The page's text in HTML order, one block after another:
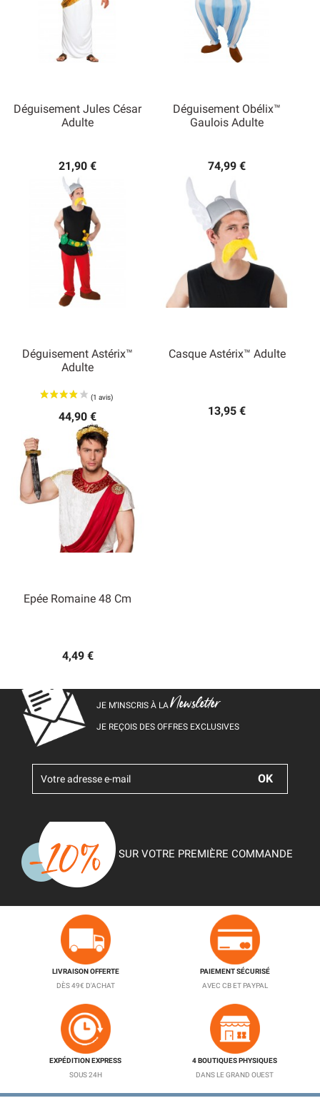
Déguisement Jules César
Adulte
21,90 €
Déguisement Obélix™
Gaulois Adulte
74,99 €
Déguisement Astérix™
Adulte
44,90 €
Casque Astérix™ Adulte
13,95 €
Epée Romaine 48 Cm
4,49 €
JE M’INSCRIS À LANewsletter
JE REÇOIS DES OFFRES EXCLUSIVES
SUR VOTRE PREMIÈRE COMMANDE
LIVRAISON OFFERTE
DÈS 49€ D'ACHAT
PAIEMENT SÉCURISÉ
AVEC CB ET PAYPAL
EXPÉDITION EXPRESS
SOUS 24H
4 BOUTIQUES PHYSIQUES
DANS LE GRAND OUEST